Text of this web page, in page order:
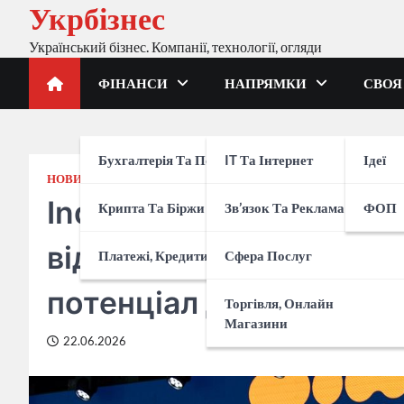
Перейти
вмісту
Укрбізнес
Український бізнес. Компанії, технології, огляди
ФІНАНСИ
Бухгалтерія Та Податки
Крипта Та Біржи
Платежі, Кредити, Банки
НАПРЯМКИ
IT Та Інтернет
Зв’язок Та Реклама
Сфера Послуг
Торгівля, Онлайн
Магазини
СВОЯ
Ідеї
ФОП
НОВИНИ
Industrial Evolution у
відроджує
потенціал держави
22.06.2026